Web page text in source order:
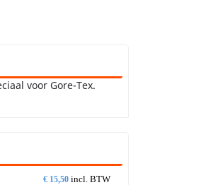
voor Gore-Tex.
€ 15,50 incl. BTW